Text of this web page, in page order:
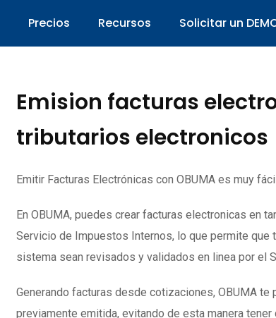
Precios Recursos Solicitar un
Emision facturas
tributarios electronicos
Emitir Facturas Electrónicas con OBUMA es muy
En OBUMA, puedes crear facturas electronicas en
Servicio de Impuestos Internos, lo que permite
sistema sean revisados y validados en linea por el
Generando facturas desde cotizaciones, OBUMA
previamente emitida, evitando de esta manera